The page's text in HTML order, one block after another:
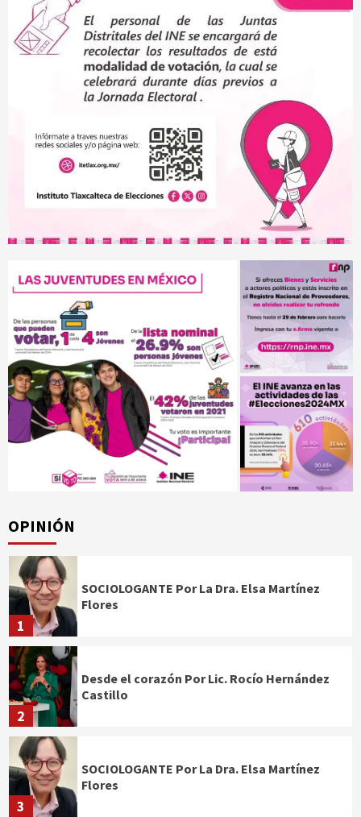
OPINIÓN
1
SOCIOLOGANTE Por La Dra. Elsa Martínez
Flores
2
Desde el corazón Por Lic. Rocío Hernández
Castillo
3
SOCIOLOGANTE Por La Dra. Elsa Martínez
Flores